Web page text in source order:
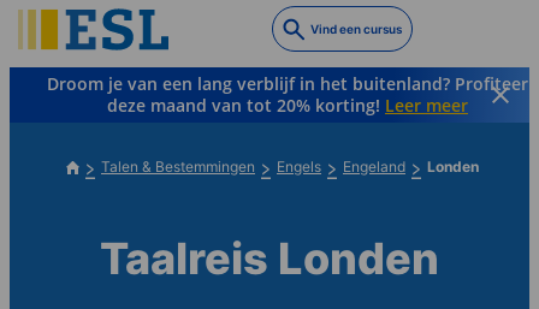
to
main
content
Vind een cursus
Droom je van een lang verblijf in het buitenland? Profiteer
deze maand van tot 20% korting! Leer meer
Talen & Bestemmingen Engels Engeland Londen
Taalreis Londen